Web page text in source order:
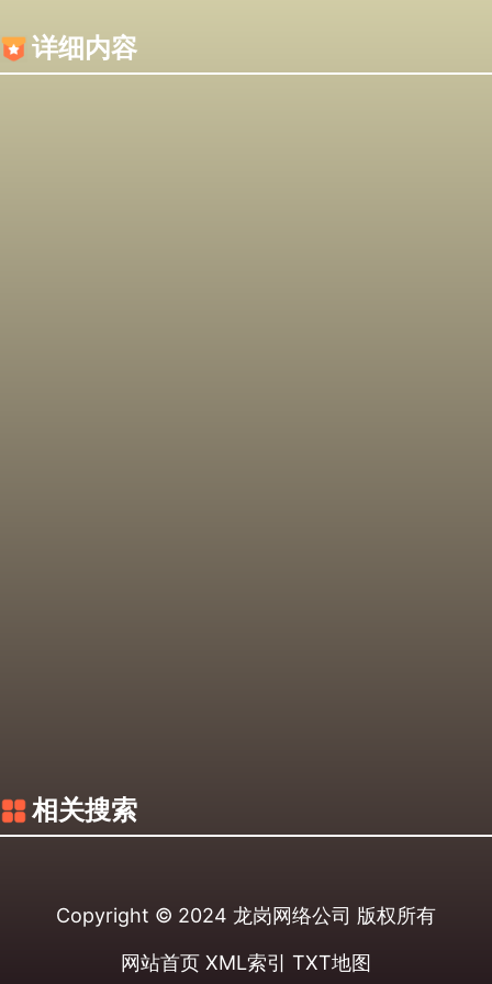
详细内容
相关搜索
Copyright © 2024 龙岗网络公司 版权所有
网站首页 XML索引 TXT地图